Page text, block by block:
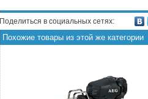
Поделиться в социальных сетях:
Похожие товары из этой же категории